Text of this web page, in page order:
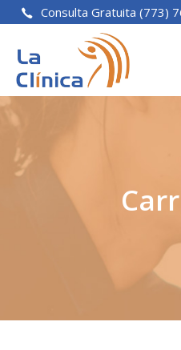
Consulta Gratuita (773)